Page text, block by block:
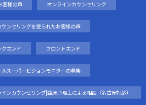
客様の声 オンラインカウンセリング
ウンセリングを受られたお客様の声
クエンド フロントエンド
ルスーパービジョンモニターの募集
ンカウンセリング|臨床心理士による相談（名古屋対応）